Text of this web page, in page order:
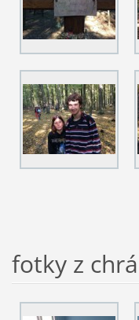
fotky z